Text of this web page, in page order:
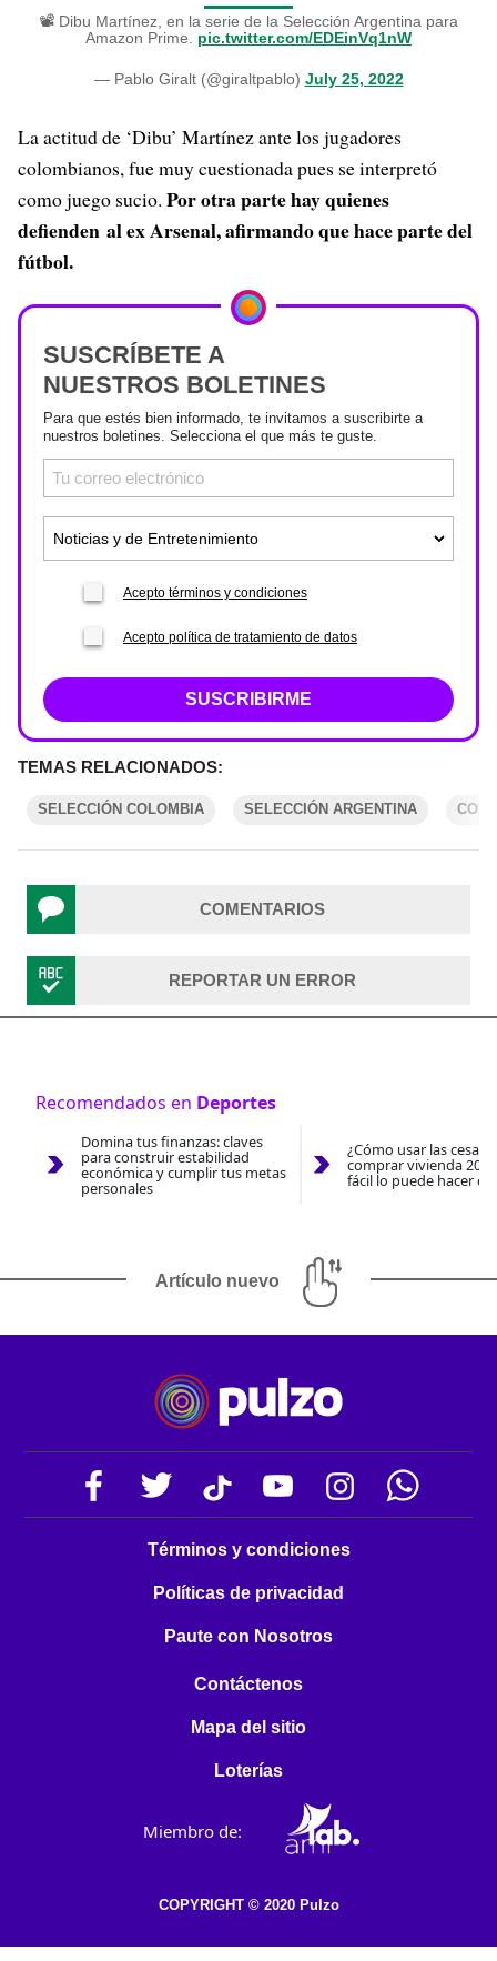
📽️ Dibu Martínez, en la serie de la Selección Argentina para
Amazon Prime. pic.twitter.com/EDEinVq1nW
— Pablo Giralt (@giraltpablo) July 25, 2022
La actitud de ‘Dibu’ Martínez ante los jugadores
colombianos, fue muy cuestionada pues se interpretó
como juego sucio. Por otra parte hay quienes
defienden al ex Arsenal, afirmando que hace parte del
fútbol.
SUSCRÍBETE A
NUESTROS BOLETINES
Para que estés bien informado, te invitamos a suscribirte a
nuestros boletines. Selecciona el que más te guste.
Acepto términos y condiciones
Acepto política de tratamiento de datos
SUSCRIBIRME
TEMAS RELACIONADOS:
SELECCIÓN COLOMBIA SELECCIÓN ARGENTINA
COMENTARIOS
REPORTAR UN ERROR
Recomendados en Deportes
Domina tus finanzas: claves
para construir estabilidad
económica y cumplir tus metas
personales
¿Cómo usar las
comprar vivienda
fácil lo puede hacer
Artículo nuevo
Términos y condiciones
Políticas de privacidad
Paute con Nosotros
Contáctenos
Mapa del sitio
Loterías
Miembro de:
COPYRIGHT © 2020 Pulzo